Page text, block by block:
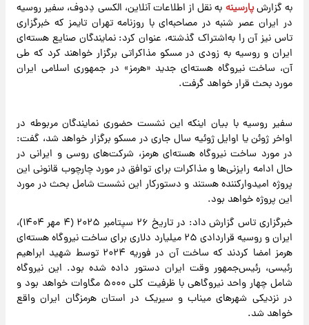
به گزارشپارسینه به نقل از اطلاعات آنلاین، الکسی دِدوف، سفیر روسیه
در ایران عصر شنبه در مصاحبه‌ای با روزنامه تهران تایمز که خبرگزاری
تاس نیز آن را به‌اشتراک گذشته، عنوان کرد: نمایندگان صنایع هسته‌ای
ایران و روسیه به زودی در مسکو مذاکراتی برگزار خواهند کرد که طی
آن، ساخت نیروگاه هسته‌ای جدید «هرمز» در جمهوری اسلامی ایران
مورد بحث قرار خواهد گرفت.
سفیر روسیه با بیان اینکه این نشست حضوری نمایندگان مربوطه در
اواخر ژوئن یا اوایل ژوئیه سال جاری در مسکو برگزار خواهد شد، گفت:
در مورد ساخت نیروگاه هسته‌ای هرمز، شرکت‌های روسی و ایرانی در
حال ادامه رایزنی‌ها و مذاکرات برای توافق در مورد چارچوب قانونی این
پروژه امیدوارکننده هستند و دستورکار این نشست شامل بحث در مورد
این پروژه خواهد بود.
خبرگزاری تاس گزارش داد: در تاریخ ۲۶ سپتامبر ۲۰۲۵ (۴ مهر ۱۴۰۴)،
ایران و روسیه قراردادی ۲۵ میلیارد دلاری برای ساخت نیروگاه هسته‌ای
هرمز امضا کردند که ساخت آن در فوریه ۲۰۲۴ توسط شهید ابراهیم
رئیسی، رئیس‌جمهور وقت ایران دستور داده شده بود. این نیروگاه
شامل چهار واحد نیروگاهی با ظرفیت کلی ۵۰۰۰ مگاوات خواهد بود و
در نزدیکی شهرهای میناب و سیریک در استان هرمزگان ایران واقع
خواهد شد.